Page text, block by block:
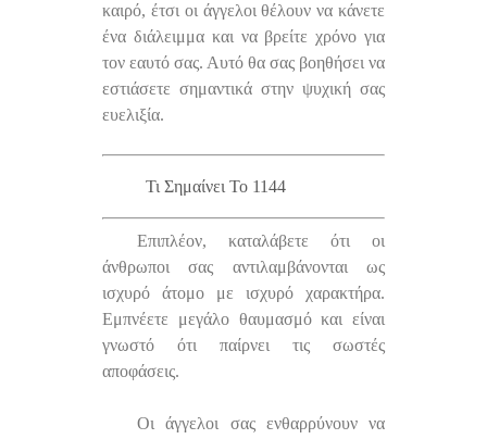
καιρό, έτσι οι άγγελοι θέλουν να κάνετε
ένα διάλειμμα και να βρείτε χρόνο για
τον εαυτό σας. Αυτό θα σας βοηθήσει να
εστιάσετε σημαντικά στην ψυχική σας
ευελιξία.
Τι Σημαίνει Το 1144
Επιπλέον, καταλάβετε ότι οι
άνθρωποι σας αντιλαμβάνονται ως
ισχυρό άτομο με ισχυρό χαρακτήρα.
Εμπνέετε μεγάλο θαυμασμό και είναι
γνωστό ότι παίρνει τις σωστές
αποφάσεις.
Οι άγγελοι σας ενθαρρύνουν να